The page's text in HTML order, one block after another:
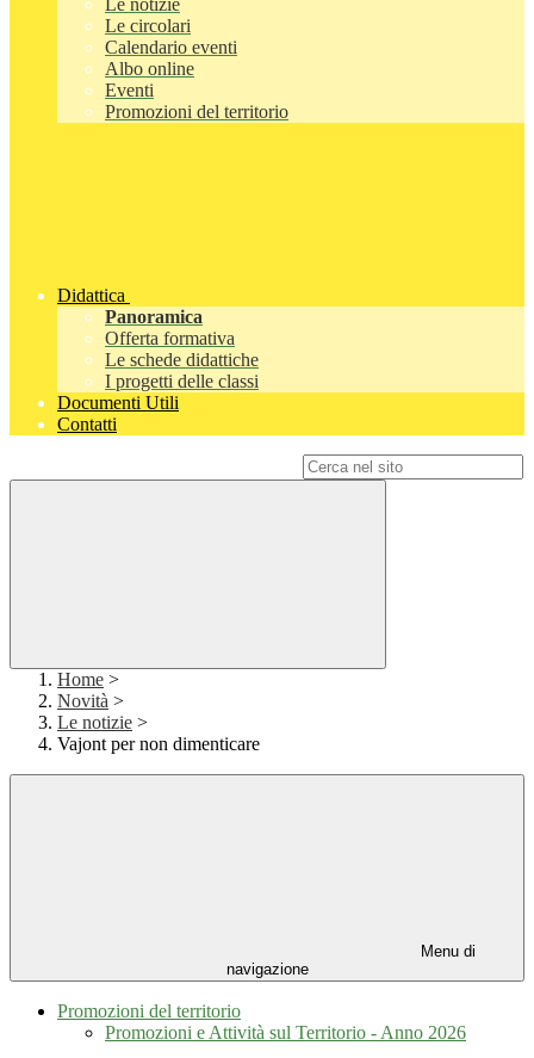
Le notizie
Le circolari
Calendario eventi
Albo online
Eventi
Promozioni del territorio
Didattica
Panoramica
Offerta formativa
Le schede didattiche
I progetti delle classi
Documenti Utili
Contatti
Home >
Novità >
Le notizie >
Vajont per non dimenticare
Menu di
navigazione
Promozioni del territorio
Promozioni e Attività sul Territorio - Anno 2026